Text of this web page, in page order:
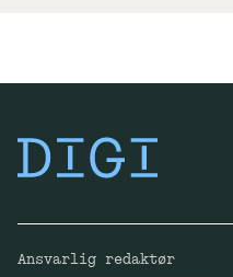
Ansvarlig redaktør